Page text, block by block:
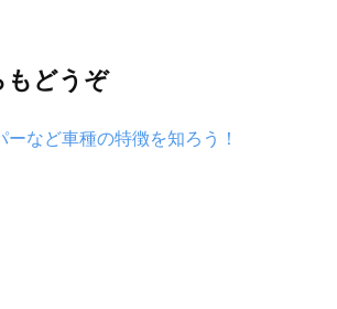
もどうぞ
など車種の特徴を知ろう！